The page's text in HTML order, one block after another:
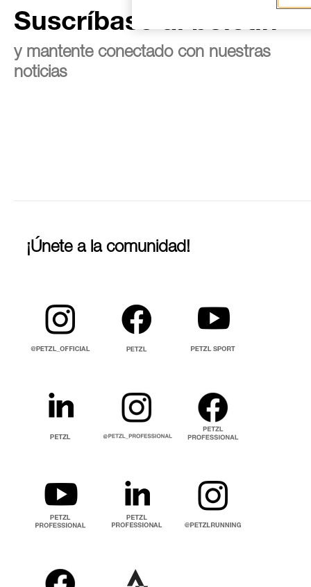
Suscríbase al boletín
y mantente conectado con nuestras
noticias
¡Únete a la comunidad!